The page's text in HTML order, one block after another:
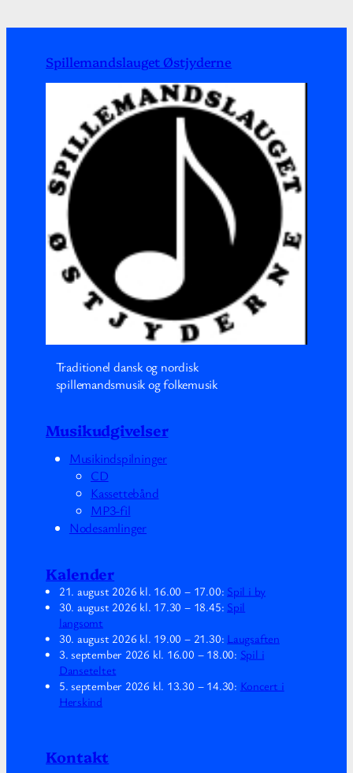
Spillemandslauget Østjyderne
Traditionel dansk og nordisk
spillemandsmusik og folkemusik
Musikudgivelser
Musikindspilninger
CD
Kassettebånd
MP3-fil
Nodesamlinger
Kalender
21. august 2026 kl. 16.00 – 17.00: Spil i by
30. august 2026 kl. 17.30 – 18.45: Spil
langsomt
30. august 2026 kl. 19.00 – 21.30: Laugsaften
3. september 2026 kl. 16.00 – 18.00: Spil i
Danseteltet
5. september 2026 kl. 13.30 – 14.30: Koncert i
Herskind
Kontakt